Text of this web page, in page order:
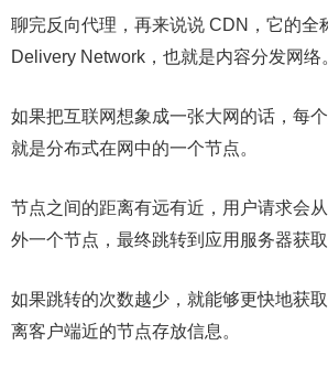
聊完反向代理，再来说说 CDN，它的全
Delivery Network，也就是内容分发网络
如果把互联网想象成一张大网的话，每
就是分布式在网中的一个节点。
节点之间的距离有远有近，用户请求会
外一个节点，最终跳转到应用服务器获取
如果跳转的次数越少，就能够更快地获
离客户端近的节点存放信息。